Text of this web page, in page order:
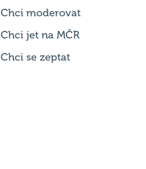
Chci moderovat
Chci jet na MČR
Chci se zeptat